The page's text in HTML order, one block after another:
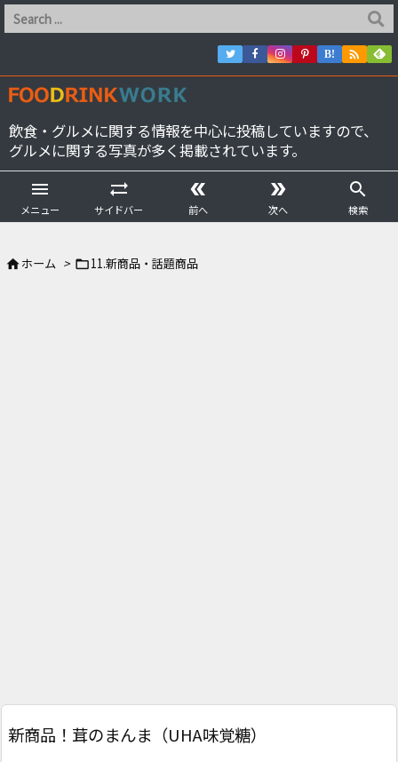
飲食・グルメに関する情報を中心に投稿していますので、
グルメに関する写真が多く掲載されています。

メニュー

サイドバー

前へ

次へ

検索
B! 
ホーム > 11.新商品・話題商品
新商品！茸のまんま（UHA味覚糖）